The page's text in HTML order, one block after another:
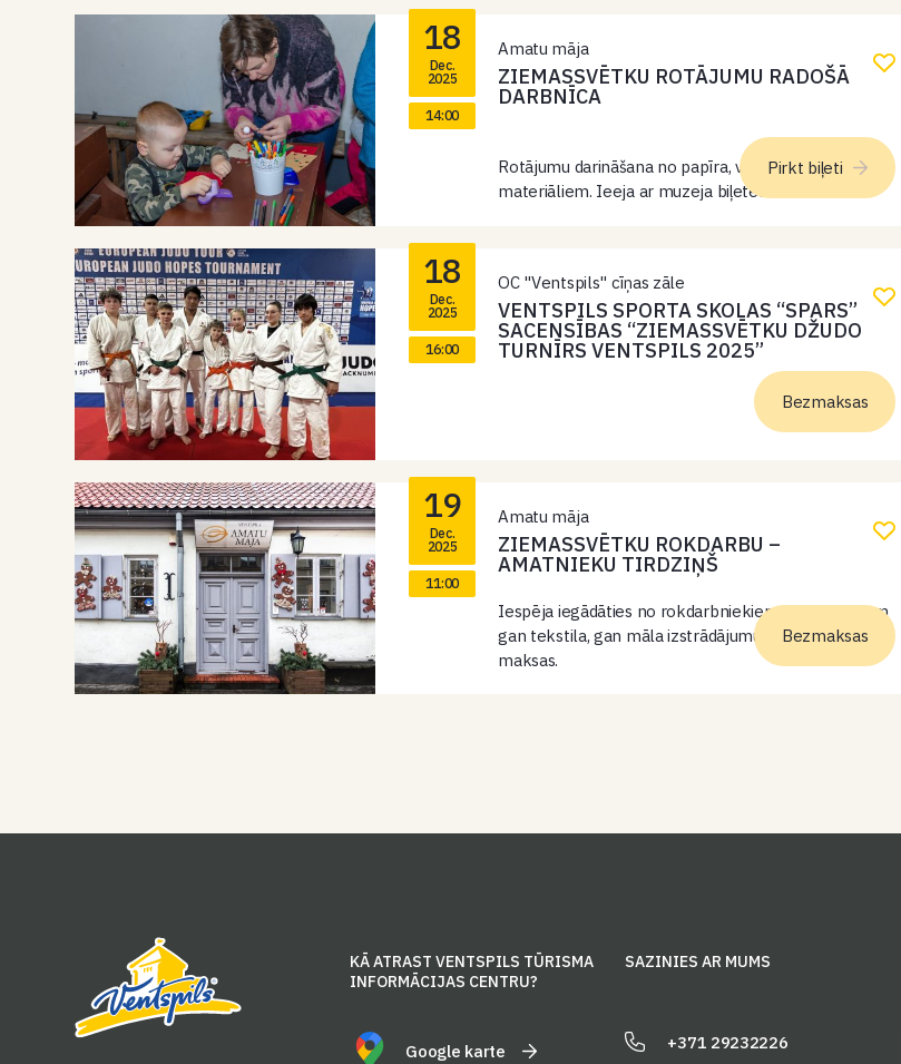
18
Dec.
2025
14:00
Amatu māja
ZIEMASSVĒTKU ROTĀJUMU RADOŠĀ
DARBNĪCA
Rotājumu darināšana no papīra, vilnas diegiem u.c.
materiāliem. Ieeja ar muzeja biļetēm.
Pirkt biļeti
18
Dec.
2025
16:00
OC "Ventspils" cīņas zāle
VENTSPILS SPORTA SKOLAS “SPARS”
SACENSĪBAS “ZIEMASSVĒTKU DŽUDO
TURNĪRS VENTSPILS 2025”
Bezmaksas
19
Dec.
2025
11:00
Amatu māja
ZIEMASSVĒTKU ROKDARBU –
AMATNIEKU TIRDZIŅŠ
Iespēja iegādāties no rokdarbniekiem- amatniekiem
gan tekstila, gan māla izstrādājumus. Ieeja bez
maksas.
Bezmaksas
KĀ ATRAST VENTSPILS TŪRISMA
INFORMĀCIJAS CENTRU?
SAZINIES AR MUMS
Google karte +371 29232226